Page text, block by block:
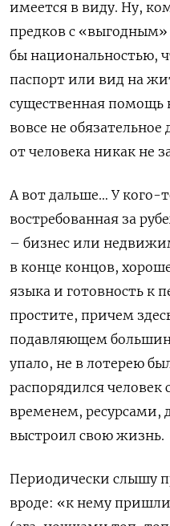
имеется в виду. Ну,
предков с
бы национальностью,
паспорт или вид на
существенная помощь
вовсе не
от человека никак не
А вот дальше… У кого-
востребованная за
– бизнес или
в конце концов,
языка и готовность к
простите, причем
подавляющем
упало, не в лотерею
распорядился
временем, ресурсами,
выстроил свою жизнь.
Периодически слышу
вроде: «к нему